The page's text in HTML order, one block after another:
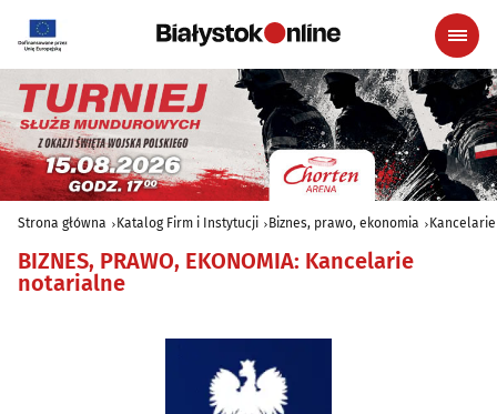
Strona główna Katalog Firm i Instytucji Biznes, prawo, ekonomia
BIZNES, PRAWO, EKONOMIA: Kancelarie
notarialne